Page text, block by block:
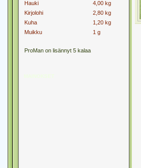
Hauki
4,00 kg
Kirjolohi
2,80 kg
Kuha
1,20 kg
Muikku
1 g
ProMan on lisännyt 5 kalaa